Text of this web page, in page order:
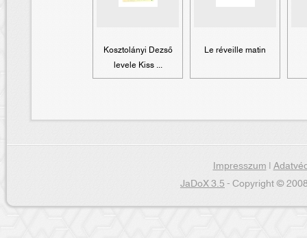
Kosztolányi Dezső
levele Kiss ...
Le réveille matin
Impresszum|
JaDoX 3.5- Copyright ©